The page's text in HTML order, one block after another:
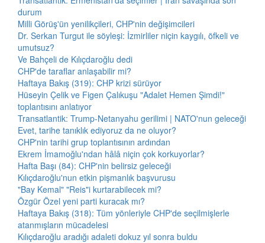
durum
Milli Görüş'ün yenilikçileri, CHP'nin değişimcileri
Dr. Serkan Turgut ile söyleşi: İzmirliler niçin kaygılı, öfkeli ve
umutsuz?
Ve Bahçeli de Kılıçdaroğlu dedi
CHP'de taraflar anlaşabilir mi?
Haftaya Bakış (319): CHP krizi sürüyor
Hüseyin Çelik ve Figen Çalıkuşu "Adalet Hemen Şimdi!"
toplantısını anlatıyor
Transatlantik: Trump-Netanyahu gerilimi | NATO'nun geleceği
Evet, tarihe tanıklık ediyoruz da ne oluyor?
CHP'nin tarihi grup toplantısının ardından
Ekrem İmamoğlu'ndan hâlâ niçin çok korkuyorlar?
Hafta Başı (84): CHP'nin belirsiz geleceği
Kılıçdaroğlu'nun etkin pişmanlık başvurusu
"Bay Kemal" "Reis"i kurtarabilecek mi?
Özgür Özel yeni parti kuracak mı?
Haftaya Bakış (318): Tüm yönleriyle CHP'de seçilmişlerle
atanmışların mücadelesi
Kılıçdaroğlu aradığı adaleti dokuz yıl sonra buldu